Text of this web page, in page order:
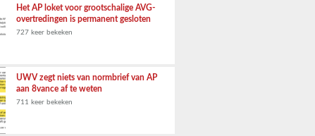
Het AP loket voor grootschalige AVG-
overtredingen is permanent gesloten
727 keer bekeken
UWV zegt niets van normbrief van AP
aan 8vance af te weten
711 keer bekeken